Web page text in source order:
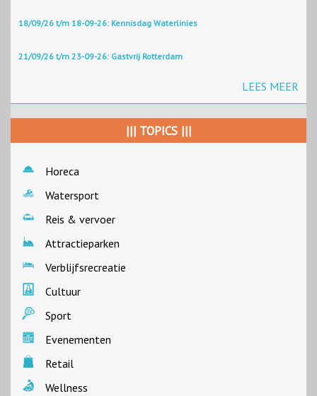
18/09/26 t/m 18-09-26: Kennisdag Waterlinies
21/09/26 t/m 23-09-26: Gastvrij Rotterdam
LEES MEER
||| TOPICS |||
Horeca
Watersport
Reis & vervoer
Attractieparken
Verblijfsrecreatie
Cultuur
Sport
Evenementen
Retail
Wellness